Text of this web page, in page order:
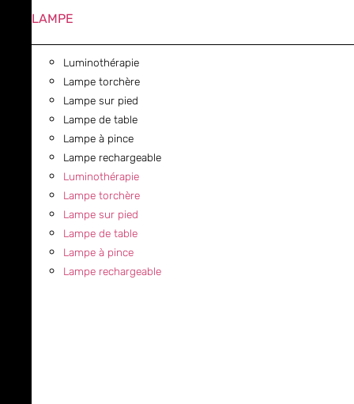
LAMPE
Luminothérapie
Lampe torchère
Lampe sur pied
Lampe de table
Lampe à pince
Lampe rechargeable
Luminothérapie
Lampe torchère
Lampe sur pied
Lampe de table
Lampe à pince
Lampe rechargeable